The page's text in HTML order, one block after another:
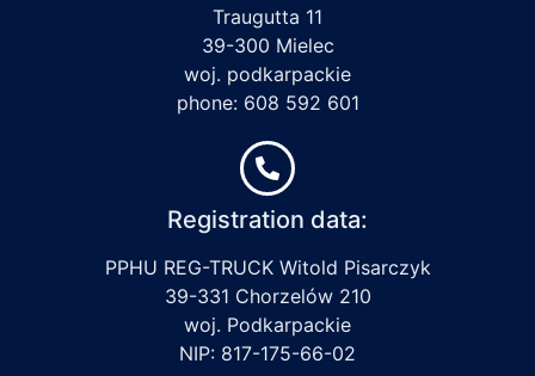
Traugutta 11
39-300 Mielec
woj. podkarpackie
phone: 608 592 601
Registration data:
PPHU REG-TRUCK Witold Pisarczyk
39-331 Chorzelów 210
woj. Podkarpackie
NIP: 817-175-66-02